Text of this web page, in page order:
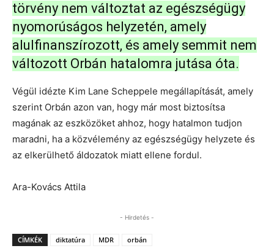
törvény nem változtat az egészségügy
nyomorúságos helyzetén, amely
alulfinanszírozott, és amely semmit nem
változott Orbán hatalomra jutása óta.
Végül idézte Kim Lane Scheppele megállapítását, amely
szerint Orbán azon van, hogy már most biztosítsa
magának az eszközöket ahhoz, hogy hatalmon tudjon
maradni, ha a közvélemény az egészségügy helyzete és
az elkerülhető áldozatok miatt ellene fordul.
Ara-Kovács Attila
- Hirdetés -
CÍMKÉK diktatúra MDR orbán